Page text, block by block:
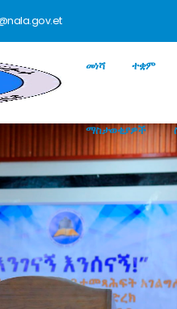
መነሻ ተቋም
ማስታወቂያዎች